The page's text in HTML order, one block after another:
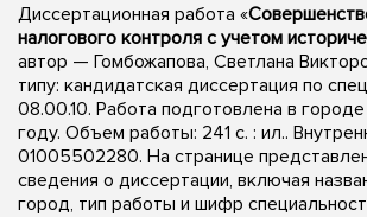
Диссертационная работа «
налогового контроля с учетом
автор — Гомбожапова, Светлана
типу: кандидатская диссертация по
08.00.10. Работа подготовлена в
году. Объем работы: 241 с. : ил..
01005502280. На странице
сведения о диссертации, включая
город, тип работы и шифр